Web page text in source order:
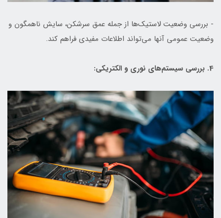
- بررسی وضعیت لاستیک‌ها از جمله عمق سرشکن، سایش ناهمگون و
وضعیت عمومی آنها می‌تواند اطلاعات مفیدی فراهم کند.
4. بررسی سیستم‌های نوری و الکتریکی: